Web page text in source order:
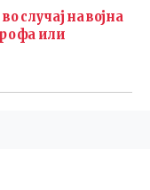
случај на војна
или